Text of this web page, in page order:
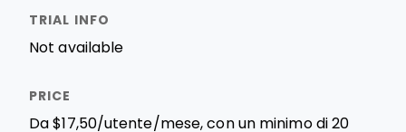
Not available
Da $17,50/utente/mese, con un minimo di 20